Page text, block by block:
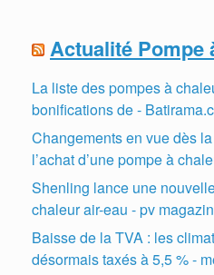
Actualité Pompe
La liste des pompes à
bonifications de -
Changements en vue dès
l’achat d’une pompe à
Shenling lance une
chaleur air-eau - pv
Baisse de la TVA : les
désormais taxés à 5,5 % -